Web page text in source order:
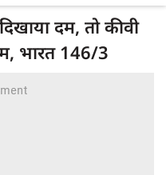
दम, तो कीवी
भारत 146/3